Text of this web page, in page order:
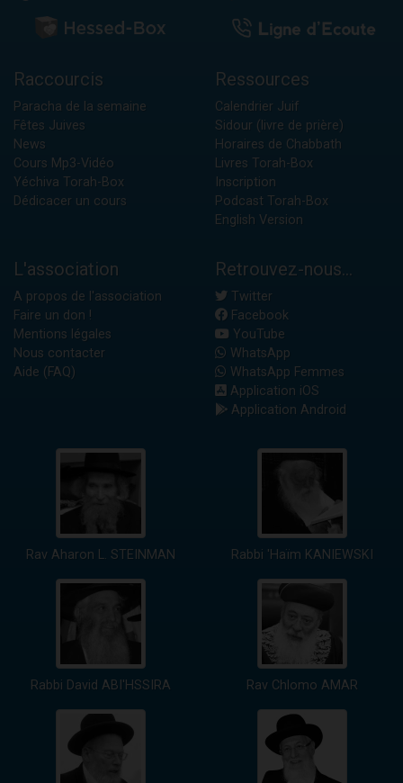
Raccourcis
Paracha de la semaine
Fêtes Juives
News
Cours Mp3-Vidéo
Yéchiva Torah-Box
Dédicacer un cours
Ressources
Calendrier Juif
Sidour (livre de prière)
Horaires de Chabbath
Livres Torah-Box
Inscription
Podcast Torah-Box
English Version
L'association
A propos de l'association
Faire un don !
Mentions légales
Nous contacter
Aide (FAQ)
Retrouvez-nous...
Twitter
Facebook
YouTube
WhatsApp
WhatsApp Femmes
Application iOS
Application Android
Rav Aharon L. STEINMAN Rabbi 'Haïm KANIEWSKI
Rabbi David ABI'HSSIRA Rav Chlomo AMAR